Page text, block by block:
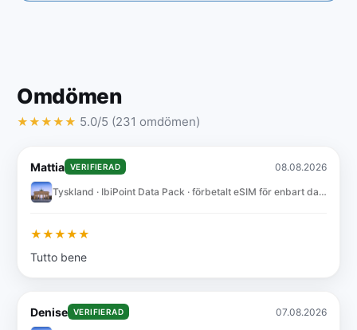
Omdömen
★★★★★ 5.0/5 (231 omdömen)
Mattia VERIFIERAD 08.08.2026
Tyskland · IbiPoint Data Pack · förbetalt eSIM för enbart data med 50GB i 30 dagar
★★★★★
Tutto bene
Denise VERIFIERAD 07.08.2026